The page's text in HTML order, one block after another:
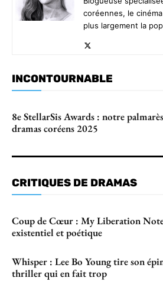
coréennes, le
plus largement la
INCONTOURNABLE
8e StellarSis Awards : notre
dramas coréens 2025
CRITIQUES DE DRAMAS
Coup de Cœur : My Liberation
existentiel et poétique
Whisper : Lee Bo Young tire son
thriller qui en fait trop